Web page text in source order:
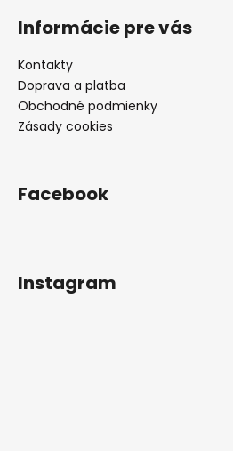
Informácie pre vás
Kontakty
Doprava a platba
Obchodné podmienky
Zásady cookies
Facebook
Instagram